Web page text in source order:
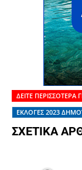
ΔΕΙΤΕ ΠΕΡΙΣΣΟΤΕΡΑ
ΕΚΛΟΓΕΣ 2023
ΣΧΕΤΙΚΑ